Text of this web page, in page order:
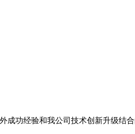
功经验和我公司技术创新升级结